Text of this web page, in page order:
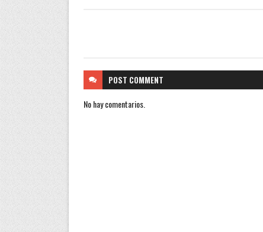
POST COMMENT
No hay comentarios.